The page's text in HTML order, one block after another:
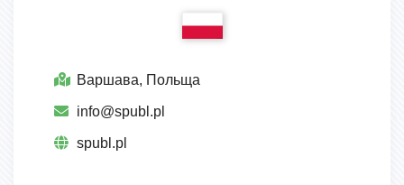
Варшава, Польща
info@spubl.pl
spubl.pl